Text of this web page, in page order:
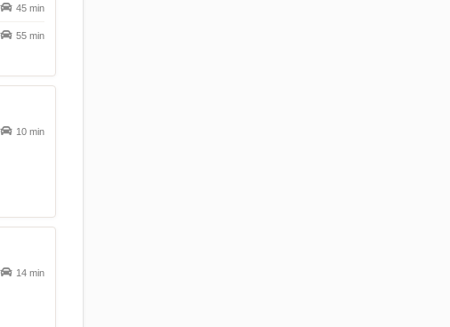
45 min
55 min
10 min
14 min